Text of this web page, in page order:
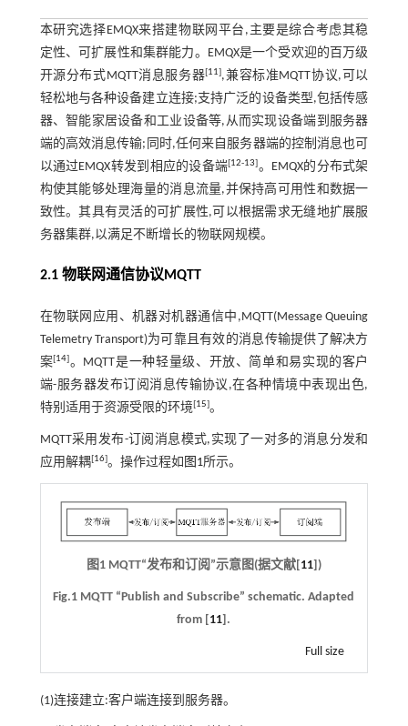
本研究选择EMQX来搭建物联网平台,主要是综合考虑其稳
定性、可扩展性和集群能力。EMQX是一个受欢迎的百万级
开源分布式MQTT消息服务器[11],兼容标准MQTT协议,可以
轻松地与各种设备建立连接;支持广泛的设备类型,包括传感
器、智能家居设备和工业设备等,从而实现设备端到服务器
端的高效消息传输;同时,任何来自服务器端的控制消息也可
以通过EMQX转发到相应的设备端[12-13]。EMQX的分布式架
构使其能够处理海量的消息流量,并保持高可用性和数据一
致性。其具有灵活的可扩展性,可以根据需求无缝地扩展服
务器集群,以满足不断增长的物联网规模。
2.1 物联网通信协议MQTT
在物联网应用、机器对机器通信中,MQTT(Message Queuing
Telemetry Transport)为可靠且有效的消息传输提供了解决方
案[14]。MQTT是一种轻量级、开放、简单和易实现的客户
端-服务器发布订阅消息传输协议,在各种情境中表现出色,
特别适用于资源受限的环境[15]。
MQTT采用发布-订阅消息模式,实现了一对多的消息分发和
应用解耦[16]。操作过程如 图1所示。
图1 MQTT“发布和订阅”示意图(据文献[11])
Fig.1 MQTT “Publish and Subscribe” schematic. Adapted
from [11].
Full size
(1)连接建立:客户端连接到服务器。